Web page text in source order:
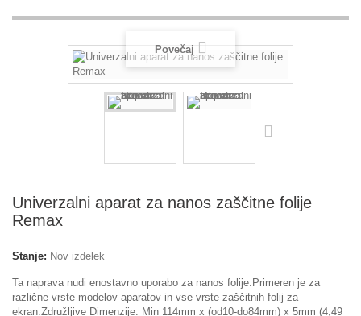
Povečaj
Univerzalni aparat za nanos zaščitne folije
Remax
Stanje: Nov izdelek
Ta naprava nudi enostavno uporabo za nanos folije.Primeren je za
različne vrste modelov aparatov in vse vrste zaščitnih folij za
ekran.Združljive Dimenzije: Min 114mm x (od10-do84mm) x 5mm (4,49